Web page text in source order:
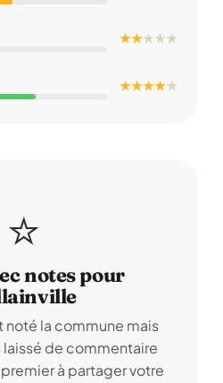
★ ★★★★
★ ★ ★ ★★
⭐
notes pour
noté la commune mais
de commentaire
à partager votre